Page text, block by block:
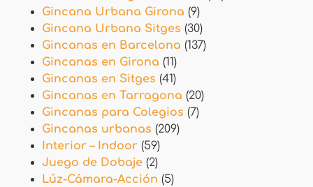
Gincana Urbana Girona (9)
Gincana Urbana Sitges (30)
Gincanas en Barcelona (137)
Gincanas en Girona (11)
Gincanas en Sitges (41)
Gincanas en Tarragona (20)
Gincanas para Colegios (7)
Gincanas urbanas (209)
Interior – Indoor (59)
Juego de Dobaje (2)
Lúz-Cámara-Acción (5)